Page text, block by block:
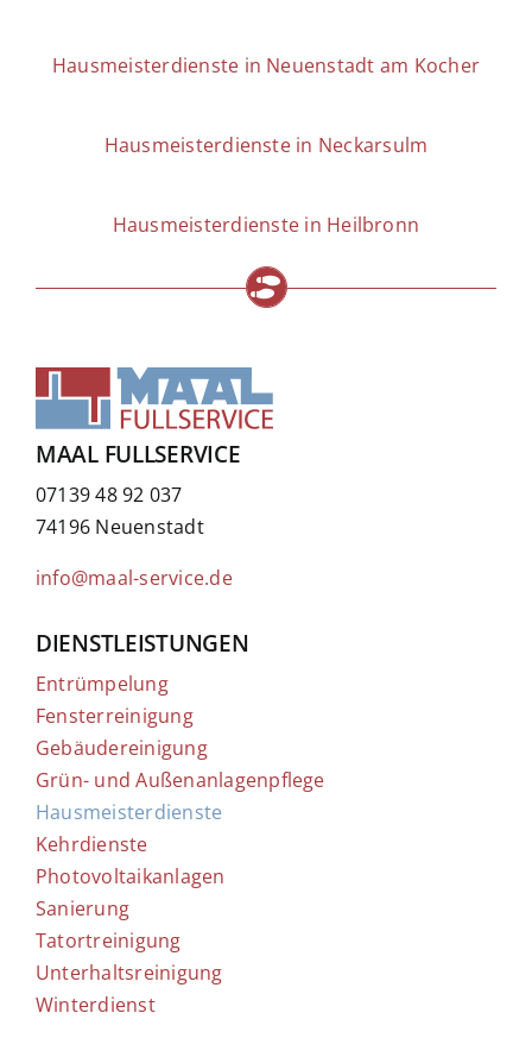
Hausmeisterdienste in Neuenstadt am Kocher
Hausmeisterdienste in Neckarsulm
Hausmeisterdienste in Heilbronn
MAAL FULLSERVICE
07139 48 92 037
74196 Neuenstadt
info@maal-service.de
DIENSTLEISTUNGEN
Entrümpelung
Fensterreinigung
Gebäudereinigung
Grün- und Außenanlagenpflege
Hausmeisterdienste
Kehrdienste
Photovoltaikanlagen
Sanierung
Tatortreinigung
Unterhaltsreinigung
Winterdienst